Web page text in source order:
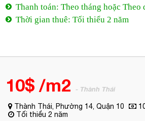
10$ /m2- Thành Thái
Tối thiểu 2 năm
0944 684